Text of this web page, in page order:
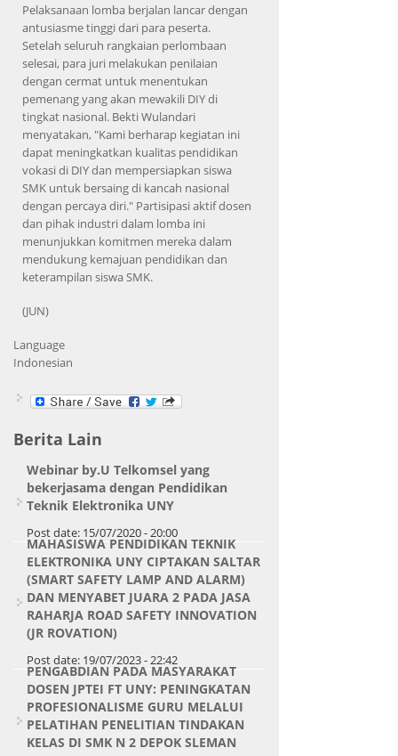
Pelaksanaan lomba berjalan lancar dengan
antusiasme tinggi dari para peserta.
Setelah seluruh rangkaian perlombaan
selesai, para juri melakukan penilaian
dengan cermat untuk menentukan
pemenang yang akan mewakili DIY di
tingkat nasional. Bekti Wulandari
menyatakan, "Kami berharap kegiatan ini
dapat meningkatkan kualitas pendidikan
vokasi di DIY dan mempersiapkan siswa
SMK untuk bersaing di kancah nasional
dengan percaya diri." Partisipasi aktif dosen
dan pihak industri dalam lomba ini
menunjukkan komitmen mereka dalam
mendukung kemajuan pendidikan dan
keterampilan siswa SMK.
(JUN)
Language
Indonesian
Berita Lain
Webinar by.U Telkomsel yang
bekerjasama dengan Pendidikan
Teknik Elektronika UNY
Post date: 15/07/2020 - 20:00
MAHASISWA PENDIDIKAN TEKNIK
ELEKTRONIKA UNY CIPTAKAN SALTAR
(SMART SAFETY LAMP AND ALARM)
DAN MENYABET JUARA 2 PADA JASA
RAHARJA ROAD SAFETY INNOVATION
(JR ROVATION)
Post date: 19/07/2023 - 22:42
PENGABDIAN PADA MASYARAKAT
DOSEN JPTEI FT UNY: PENINGKATAN
PROFESIONALISME GURU MELALUI
PELATIHAN PENELITIAN TINDAKAN
KELAS DI SMK N 2 DEPOK SLEMAN